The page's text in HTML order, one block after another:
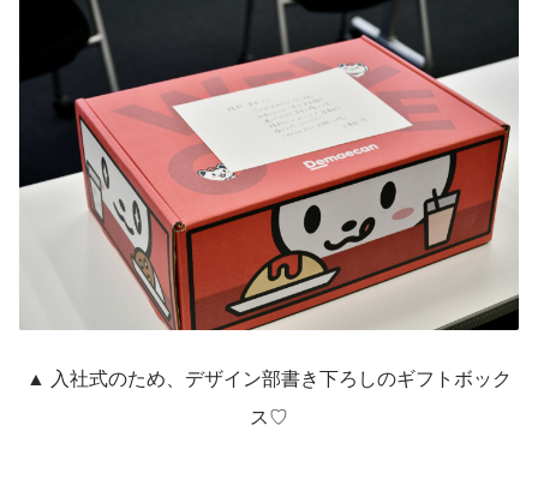
▲ 入社式のため、デザイン部書き下ろしのギフトボック
ス♡